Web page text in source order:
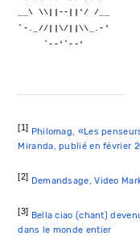
__\ \\||--||'/ /__
`-._//||\/||\\_.-'
`--'`--'
[1] Philomag, «Les
Miranda, publié en février
[2] Demandsage, Video
[3] Bella ciao (chant)
dans le monde entier